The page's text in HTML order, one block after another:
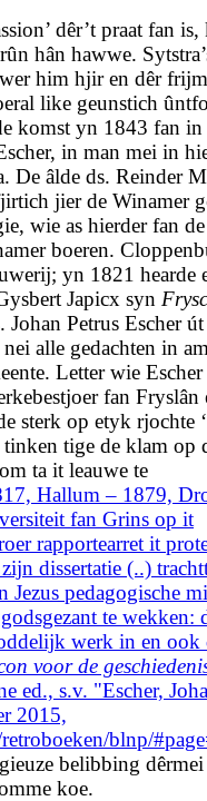
dêr’t praat fan
hân hawwe.
him hjir en dêr
like geunstich
komst yn 1843 fan
in man mei in
De âlde ds. Reinder
jier de Winamer
wie as hierder fan de
boeren.
yn 1821 hearde
Japicx syn
Petrus Escher
alle gedachten in
Letter wie
fan Fryslân
sterk op etyk rjochte
tige de klam op
ta it leauwe te
Hallum – 1879,
fan Grins op it
rapportearret it
dissertatie (..)
Jezus pedagogische
te wekken:
werk in en ook
voor de
ed., s.v. "Escher,
2015,
blnp/
belibbing
koe.